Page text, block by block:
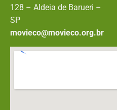
128 – Aldeia de Barueri –
SP
movieco@movieco.org.br